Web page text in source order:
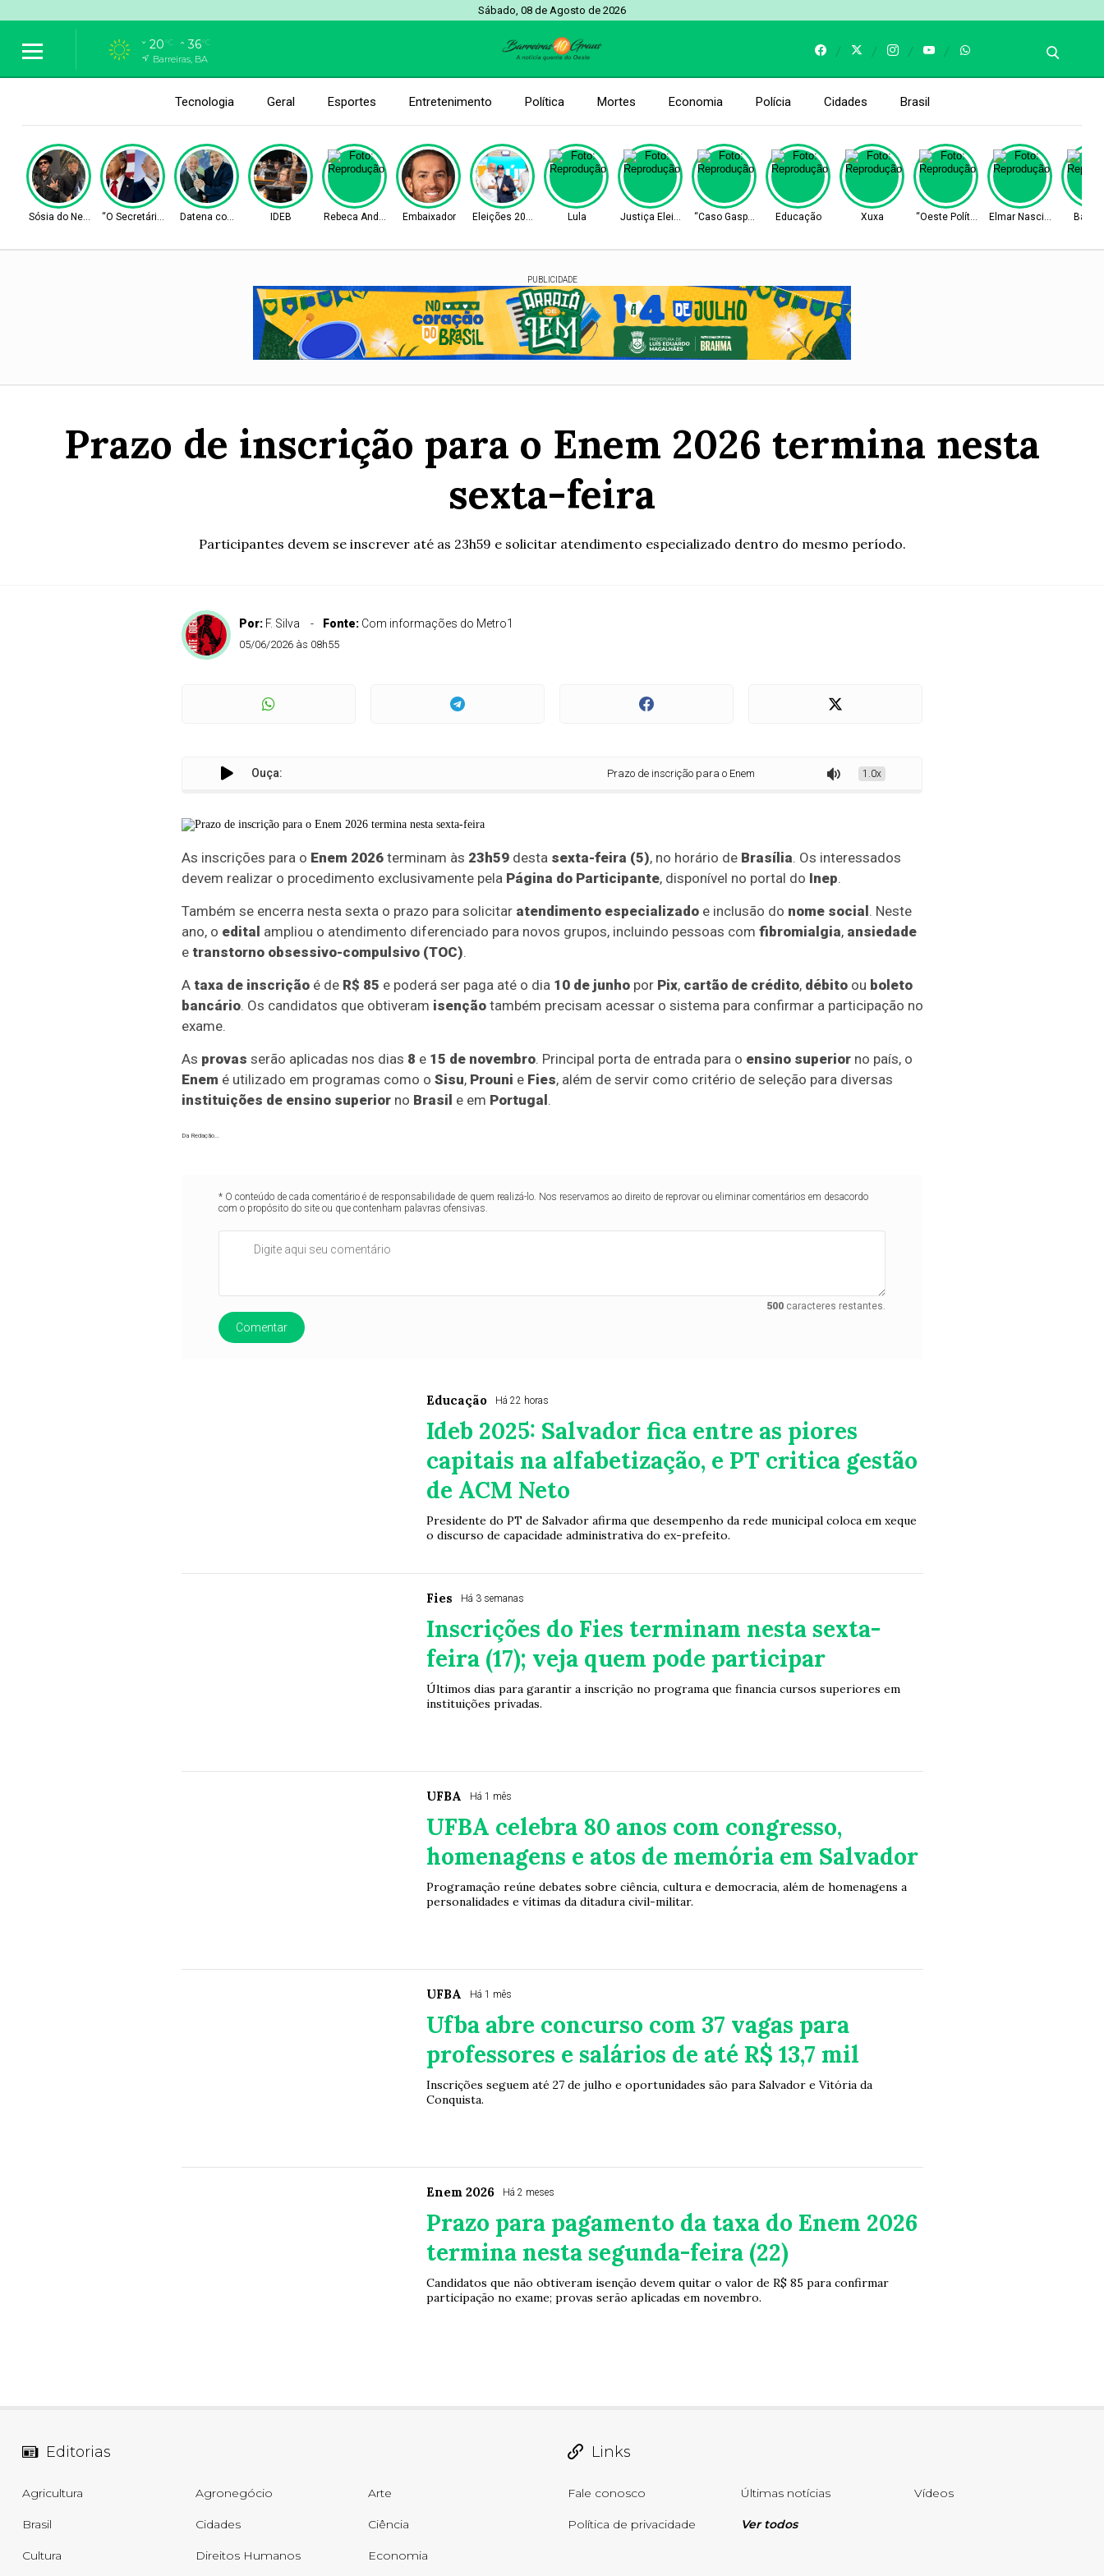
Sábado, 08 de Agosto de 2026
20°C 36°C
Barreiras, BA
Tecnologia Geral Esportes Entretenimento Política Mortes Economia Polícia Cidades Brasil
Sósia do Neymar“O Secretário” Datena com Lula IDEB Rebeca Andrade Embaixador Eleições 2026 Lula Justiça Eleitoral “Caso Gaspar” Educação Xuxa “Oeste Político” Elmar Nascimento
PUBLICIDADE
Prazo de inscrição para o Enem 2026 termina nesta
sexta-feira
Participantes devem se inscrever até as 23h59 e solicitar atendimento especializado dentro do mesmo período.
Por: F. Silva Fonte: Com informações do Metro1
05/06/2026 às 08h55
Ouça: Prazo de inscrição para o Enem 2026 termina nesta sexta-feira
1.0x
As inscrições para o Enem 2026terminam às 23h59desta sexta-feira (5), no horário de Brasília. Os interessados
devem realizar o procedimento exclusivamente pela Página do Participante, disponível no portal do Inep.
Também se encerra nesta sexta o prazo para solicitar atendimento especializadoe inclusão do nome social . Neste
ano, o edital ampliou o atendimento diferenciado para novos grupos, incluindo pessoas com fibromialgia, ansiedade
e transtorno obsessivo-compulsivo (TOC).
A taxa de inscriçãoé de R$ 85 e poderá ser paga até o dia 10 de junhopor Pix, cartão de crédito, débitoou boleto
bancário. Os candidatos que obtiveram isençãotambém precisam acessar o sistema para confirmar a participação no
exame.
As provas serão aplicadas nos dias 8 e 15 de novembro. Principal porta de entrada para o ensino superiorno país, o
Enem é utilizado em programas como o Sisu, Prouni e Fies, além de servir como critério de seleção para diversas
instituições de ensino superiorno Brasil e em Portugal .
Da Redação...
* O conteúdo de cada comentário é de responsabilidade de quem realizá-lo. Nos reservamos ao direito de reprovar ou eliminar comentários em desacordo
com o propósito do site ou que contenham palavras ofensivas.
500 caracteres restantes.
Comentar
Educação Há 22 horas
Ideb 2025: Salvador fica entre as piores
capitais na alfabetização, e PT critica gestão
de ACM Neto
Presidente do PT de Salvador afirma que desempenho da rede municipal coloca em xeque
o discurso de capacidade administrativa do ex-prefeito.
Fies Há 3 semanas
Inscrições do Fies terminam nesta sexta-
feira (17); veja quem pode participar
Últimos dias para garantir a inscrição no programa que financia cursos superiores em
instituições privadas.
UFBA Há 1 mês
UFBA celebra 80 anos com congresso,
homenagens e atos de memória em Salvador
Programação reúne debates sobre ciência, cultura e democracia, além de homenagens a
personalidades e vítimas da ditadura civil-militar.
UFBA Há 1 mês
Ufba abre concurso com 37 vagas para
professores e salários de até R$ 13,7 mil
Inscrições seguem até 27 de julho e oportunidades são para Salvador e Vitória da
Conquista.
Enem 2026 Há 2 meses
Prazo para pagamento da taxa do Enem 2026
termina nesta segunda-feira (22)
Candidatos que não obtiveram isenção devem quitar o valor de R$ 85 para confirmar
participação no exame; provas serão aplicadas em novembro.
Editorias
Agricultura Agronegócio Arte
Brasil Cidades Ciência
Cultura Direitos Humanos Economia
Links
Fale conosco Últimas notícias Vídeos
Política de privacidade Ver todos